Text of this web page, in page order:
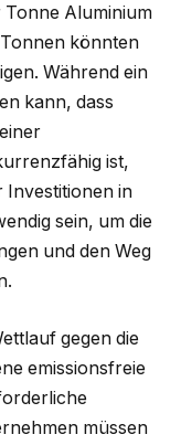
Tonne Aluminium
könnten
Während ein
kann, dass
ist,
Investitionen in
sein, um die
und den Weg
gegen die
emissionsfreie
müssen